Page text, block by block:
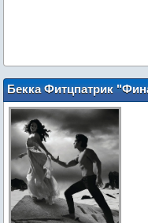
Бекка Фитцпатрик
ангелов - 4)